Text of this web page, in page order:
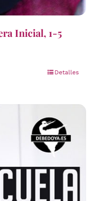
Inicial, 1-5
Detalles